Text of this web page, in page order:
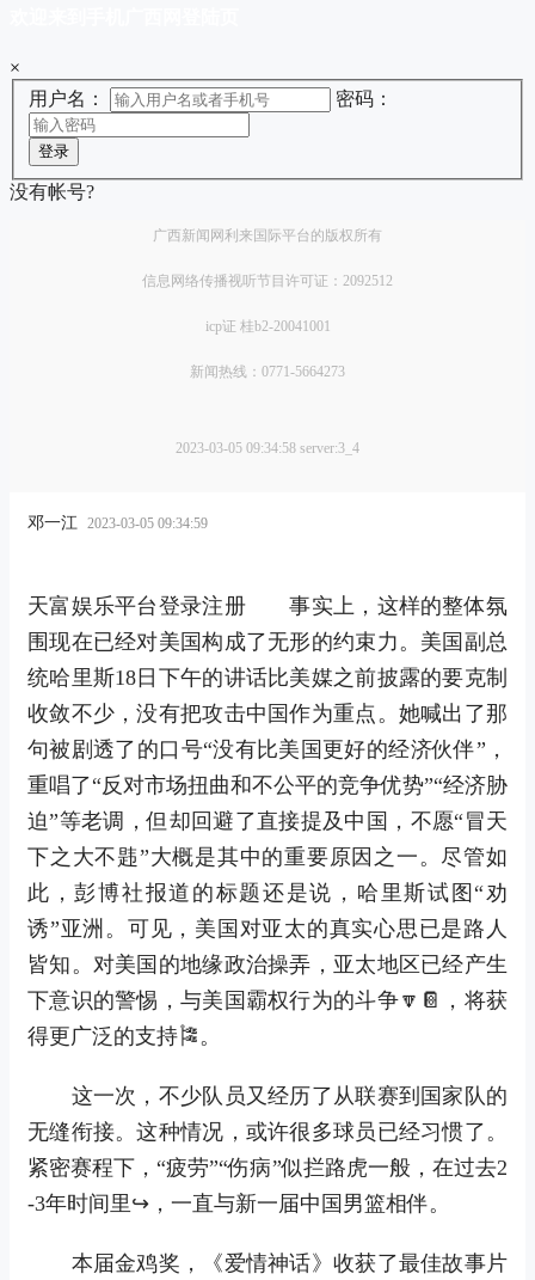
×
用户名：
密码：
登录
没有帐号?
广西新闻网利来国际平台的版权所有
信息网络传播视听节目许可证：2092512
icp证 桂b2-20041001
新闻热线：0771-5664273
2023-03-05 09:34:58 server:3_4
邓一江 2023-03-05 09:34:59
天富娱乐平台登录注册 事实上，这样的整体氛
围现在已经对美国构成了无形的约束力。美国副总
统哈里斯18日下午的讲话比美媒之前披露的要克制
收敛不少，没有把攻击中国作为重点。她喊出了那
句被剧透了的口号“没有比美国更好的经济伙伴”，
重唱了“反对市场扭曲和不公平的竞争优势”“经济胁
迫”等老调，但却回避了直接提及中国，不愿“冒天
下之大不韪”大概是其中的重要原因之一。尽管如
此，彭博社报道的标题还是说，哈里斯试图“劝
诱”亚洲。可见，美国对亚太的真实心思已是路人
皆知。对美国的地缘政治操弄，亚太地区已经产生
下意识的警惕，与美国霸权行为的斗争🔽📔，将获
得更广泛的支持🎏。
这一次，不少队员又经历了从联赛到国家队的
无缝衔接。这种情况，或许很多球员已经习惯了。
紧密赛程下，“疲劳”“伤病”似拦路虎一般，在过去2
-3年时间里↪，一直与新一届中国男篮相伴。
本届金鸡奖，《爱情神话》收获了最佳故事片